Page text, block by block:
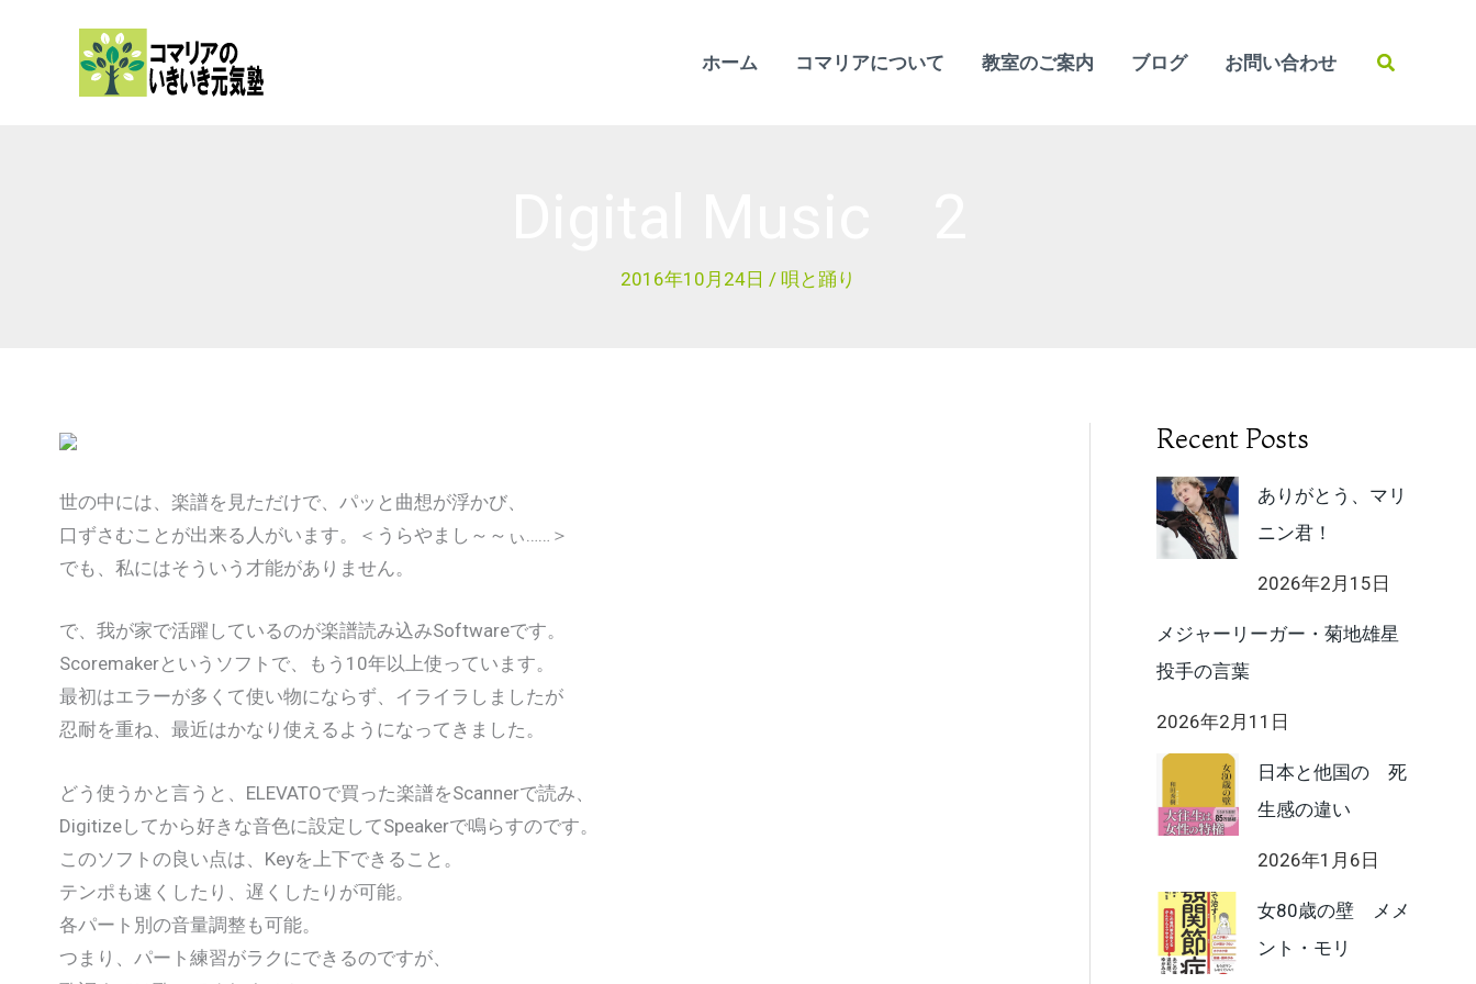
ホーム コマリアについて 教室のご案内 ブログ お問い合わせ
検
2016年10月24日 / 唄と踊り
世の中には、楽譜を見ただけで、パッと曲想が浮かび、
口ずさむことが出来る人がいます。＜うらやまし～～ぃ……＞
でも、私にはそういう才能がありません。
で、我が家で活躍しているのが楽譜読み込みSoftwareです。
Scoremakerというソフトで、もう10年以上使っています。
最初はエラーが多くて使い物にならず、イライラしましたが
忍耐を重ね、最近はかなり使えるようになってきました。
どう使うかと言うと、ELEVATOで買った楽譜をScannerで読み、
Digitizeしてから好きな音色に設定してSpeakerで鳴らすのです。
このソフトの良い点は、Keyを上下できること。
テンポも速くしたり、遅くしたりが可能。
各パート別の音量調整も可能。
つまり、パート練習がラクにできるのですが、
Recent Posts
ありがとう、マリ
ニン君！
2026年2月15日
メジャーリーガー・菊地雄星
投手の言葉
2026年2月11日
日本と他国の 死
生感の違い
2026年1月6日
女80歳の壁 メメ
ント・モリ